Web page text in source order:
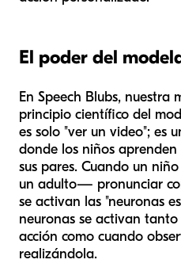
El poder del
En Speech Blubs, nuestra
principio científico del
es solo "ver un video"; es
donde los niños
sus pares. Cuando un
un adulto— pronunciar
se activan las "neuronas
neuronas se activan
acción como cuando
realizándola.